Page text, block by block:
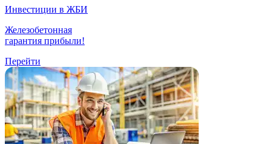
Инвестиции в ЖБИ
Железобетонная
гарантия прибыли!
Перейти